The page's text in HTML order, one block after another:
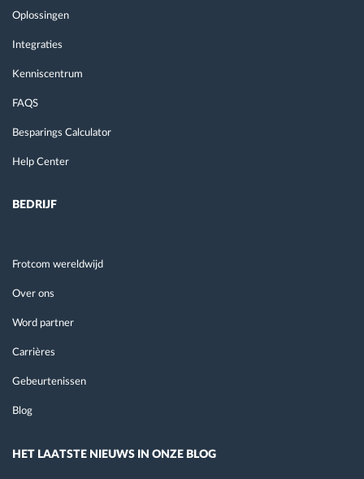
Oplossingen
Integraties
Kenniscentrum
FAQS
Besparings Calculator
Help Center
BEDRIJF
Frotcom wereldwijd
Over ons
Word partner
Carrières
Gebeurtenissen
Blog
HET LAATSTE NIEUWS IN ONZE BLOG